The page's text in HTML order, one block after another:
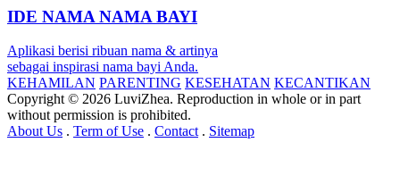
IDE NAMA NAMA BAYI
Aplikasi berisi ribuan nama & artinya
sebagai inspirasi nama bayi Anda.
KEHAMILAN PARENTING KESEHATAN KECANTIKAN
Copyright © 2026 LuviZhea. Reproduction in whole or in part
without permission is prohibited.
About Us . Term of Use . Contact. Sitemap